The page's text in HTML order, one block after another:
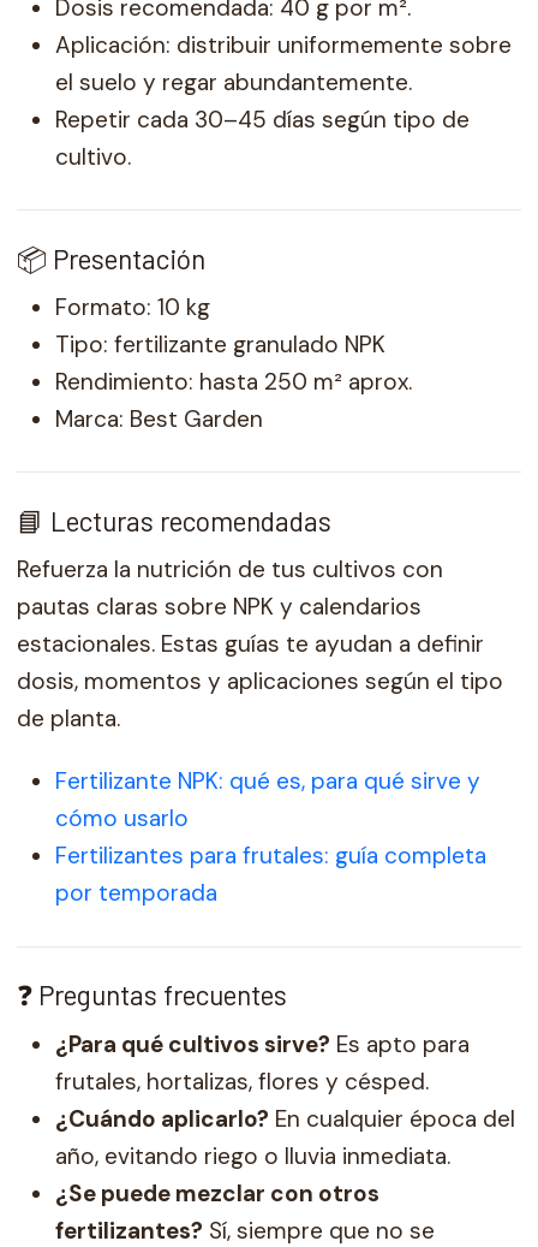
Dosis recomendada: 40 g por m².
Aplicación: distribuir uniformemente sobre
el suelo y regar abundantemente.
Repetir cada 30–45 días según tipo de
cultivo.
📦 Presentación
Formato: 10 kg
Tipo: fertilizante granulado NPK
Rendimiento: hasta 250 m² aprox.
Marca: Best Garden
📘 Lecturas recomendadas
Refuerza la nutrición de tus cultivos con
pautas claras sobre NPK y calendarios
estacionales. Estas guías te ayudan a definir
dosis, momentos y aplicaciones según el tipo
de planta.
Fertilizante NPK: qué es, para qué sirve y
cómo usarlo
Fertilizantes para frutales: guía completa
por temporada
❓ Preguntas frecuentes
¿Para qué cultivos sirve? Es apto para
frutales, hortalizas, flores y césped.
¿Cuándo aplicarlo? En cualquier época del
año, evitando riego o lluvia inmediata.
¿Se puede mezclar con otros
fertilizantes? Sí, siempre que no se